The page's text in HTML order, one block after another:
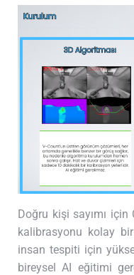
Doğru kişi sayımı için
kalibrasyonu kolay
insan tespiti için
bireysel AI eğitimi